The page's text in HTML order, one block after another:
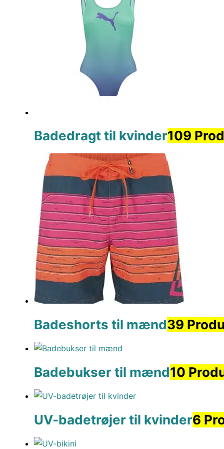
Badedragt til kvinder109
Badeshorts til mænd39
Badebukser til mænd10
UV-badetrøjer til kvinder6